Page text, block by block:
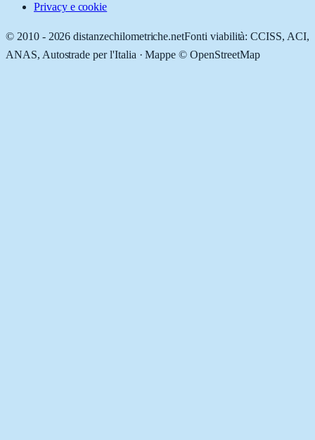
Privacy e cookie
© 2010 - 2026 distanzechilometriche.netFonti viabilità: CCISS, ACI,
ANAS, Autostrade per l'Italia · Mappe © OpenStreetMap